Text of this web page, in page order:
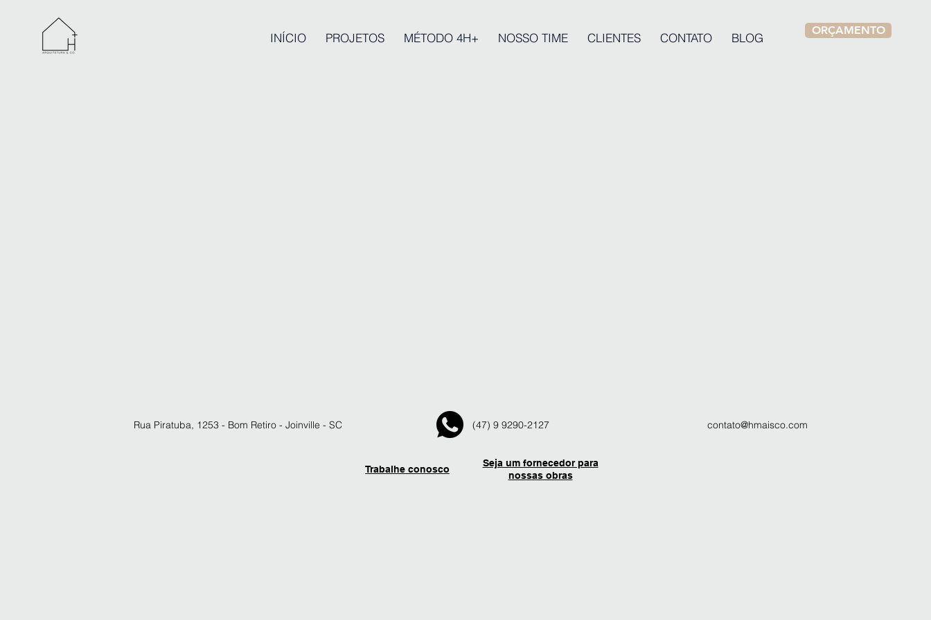
INÍCIO PROJETOS MÉTODO 4H+ NOSSO TIME CLIENTES CONTATO BLOG
ORÇAMENTO
Rua Piratuba, 1253 - Bom Retiro - Joinville - SC (47) 9 9290-2127
Trabalhe conosco
Seja um fornecedor para
nossas obras
contato@hmaisco.com